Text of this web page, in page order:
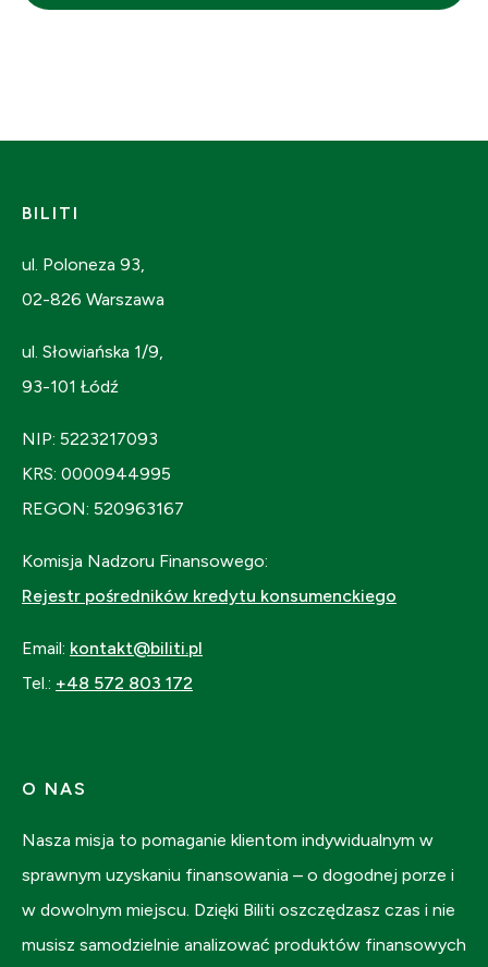
BILITI
ul. Poloneza 93,
02-826 Warszawa
ul. Słowiańska 1/9,
93-101 Łódź
NIP: 5223217093
KRS: 0000944995
REGON: 520963167
Komisja Nadzoru Finansowego:
Rejestr pośredników kredytu konsumenckiego
Email: kontakt@biliti.pl
Tel.: +48 572 803 172
O NAS
Nasza misja to pomaganie klientom indywidualnym w
sprawnym uzyskaniu finansowania – o dogodnej porze i
w dowolnym miejscu. Dzięki Biliti oszczędzasz czas i nie
musisz samodzielnie analizować produktów finansowych